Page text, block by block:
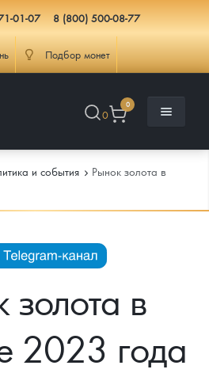
01-07 8 (800) 500-08-77
Подбор монет
0
0
и события
Рынок золота в
золота в
2023 года